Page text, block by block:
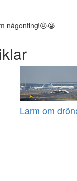
någonting!😠😭
Larm om